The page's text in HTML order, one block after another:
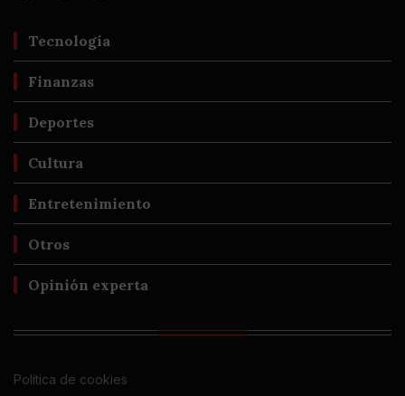
Tecnología
Finanzas
Deportes
Cultura
Entretenimiento
Otros
Opinión experta
Política de cookies